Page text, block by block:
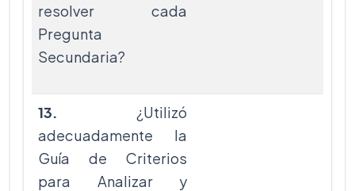
resolver cada
Pregunta
Secundaria?
13. ¿Utilizó
adecuadamente la
Guía de Criterios
para Analizar y